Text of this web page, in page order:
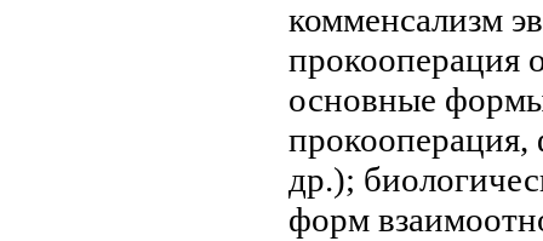
комменсализм
прокооперация
основные
прокооперация,
др.);
форм